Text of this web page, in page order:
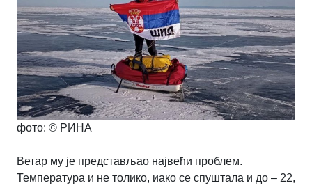
фото: © РИНА
Ветар му је представљао највећи проблем.
Температура и не толико, иако се спуштала и до – 22,